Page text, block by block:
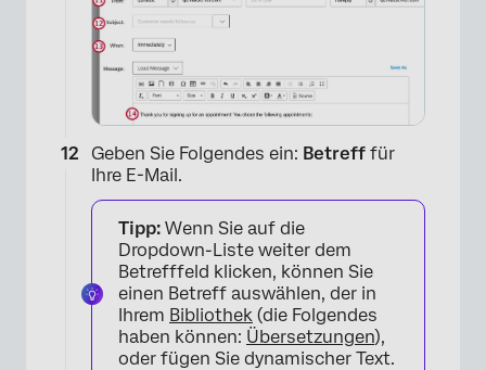
Geben Sie Folgendes ein: Betreff für
Ihre E-Mail.
Tipp: Wenn Sie auf die
Dropdown-Liste weiter dem
Betrefffeld klicken, können Sie
einen Betreff auswählen, der in
Ihrem Bibliothek (die Folgendes
haben können: Übersetzungen),
oder fügen Sie dynamischer Text.